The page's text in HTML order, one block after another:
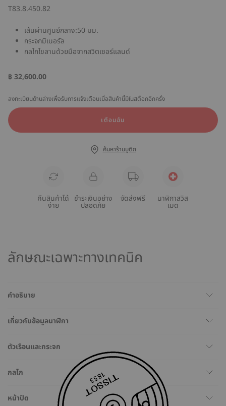
T83.8.450.82
เส้นผ่านศูนย์กลาง:50 มม.
กระจกมิเนอรัล
กลไกไขลานด้วยมือจากสวิตเซอร์แลนด์
฿ 32,600.00
ลงทะเบียนด้านล่างเพื่อรับการแจ้งเตือนเมื่อสินค้านี้มีในสต็อกอีกครั้ง
เตือนฉัน
ค้นหาร้านบูติก
คืนสินค้าได้
ง่าย
ชำระเงินอย่าง
ปลอดภัย
จัดส่งฟรี นาฬิกาสวิส
เมด
ลักษณะเฉพาะทางเทคนิค
คำอธิบาย
เกี่ยวกับข้อมูลนาฬิกา
ตัวเรือนและกระจก
กลไก
หน้าปัด